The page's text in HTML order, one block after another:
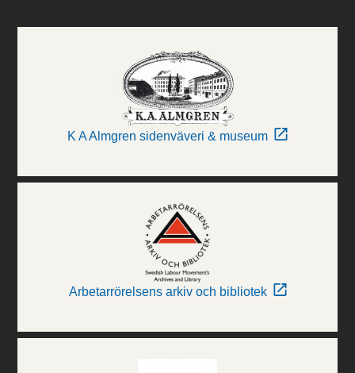
K A Almgren sidenväveri & museum
Arbetarrörelsens arkiv och bibliotek